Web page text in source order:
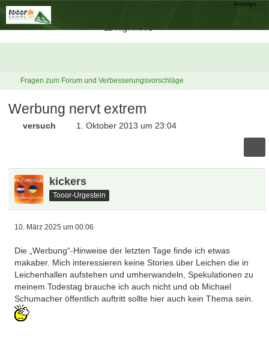
Fragen zum Forum und Verbesserungsvorschläge
Werbung nervt extrem
versuch 1. Oktober 2013 um 23:04
kickers
Tooor-Urgestein
10. März 2025 um 00:06
Die „Werbung“-Hinweise der letzten Tage finde ich etwas
makaber. Mich interessieren keine Stories über Leichen die in
Leichenhallen aufstehen und umherwandeln, Spekulationen zu
meinem Todestag brauche ich auch nicht und ob Michael
Schumacher öffentlich auftritt sollte hier auch kein Thema sein.